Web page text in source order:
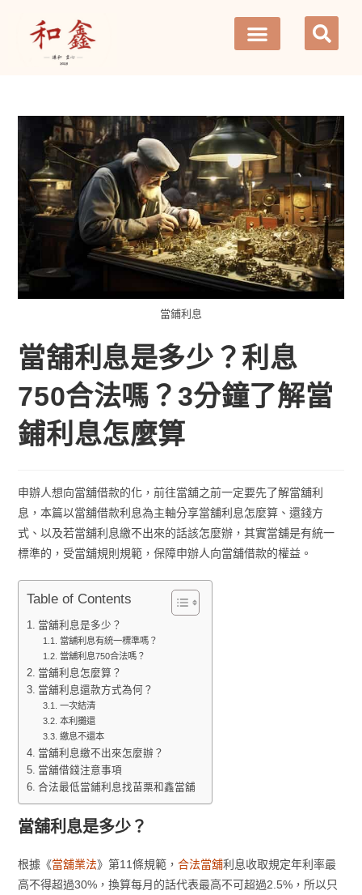
當鋪利息
當舖利息是多少？利息
750合法嗎？3分鐘了解當
鋪利息怎麼算
申辦人想向當舖借款的化，前往當舖之前一定要先了解當舖利
息，本篇以當舖借款利息為主軸分享當舖利息怎麼算、還錢方
式、以及若當舖利息繳不出來的話該怎麼辦，其實當舖是有統一
標準的，受當舖規則規範，保障申辦人向當舖借款的權益。
Table of Contents
當舖利息是多少？
當舖利息有統一標準嗎？
當舖利息750合法嗎？
當舖利息怎麼算？
當舖利息還款方式為何？
一次結清
本利攤還
繳息不還本
當舖利息繳不出來怎麼辦？
當舖借錢注意事項
合法最低當鋪利息找苗栗和鑫當舖
當舖利息是多少？
根據《當舖業法》第11條規範，合法當舖利息收取規定年利率最
高不得超過30%，換算每月的話代表最高不可超過2.5%，所以只